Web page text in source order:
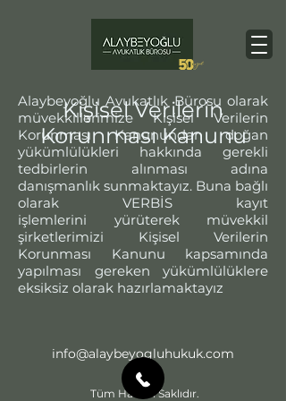
Kişisel Verilerin
Korunması Kanunu
Alaybeyoğlu Avukatlık Bürosu olarak
müvekkillerimize Kişisel Verilerin
Korunması Kanunundan doğan
yükümlülükleri hakkında gerekli
tedbirlerin alınması adına
danışmanlık sunmaktayız. Buna bağlı
olarak VERBİS kayıt
işlemlerini yürüterek müvekkil
şirketlerimizi Kişisel Verilerin
Korunması Kanunu kapsamında
yapılması gereken yükümlülüklere
eksiksiz olarak hazırlamaktayız
info@alaybeyogluhukuk.com
Tüm Hakları Saklıdır.